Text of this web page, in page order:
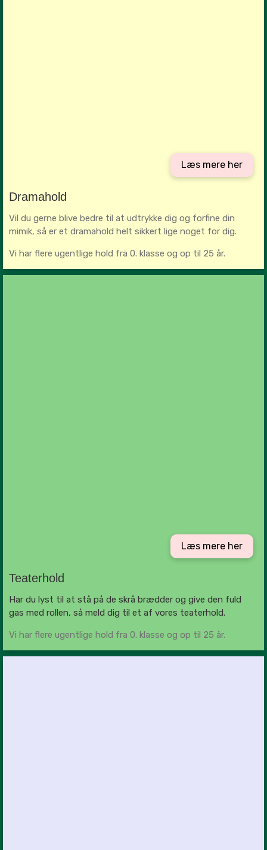
Læs mere her
Dramahold
Vil du gerne blive bedre til at udtrykke dig og forfine din
mimik, så er et dramahold helt sikkert lige noget for dig.
Vi har flere ugentlige hold fra 0. klasse og op til 25 år.
Læs mere her
Teaterhold
Har du lyst til at stå på de skrå brædder og give den fuld
gas med rollen, så meld dig til et af vores teaterhold.
Vi har flere ugentlige hold fra 0. klasse og op til 25 år.